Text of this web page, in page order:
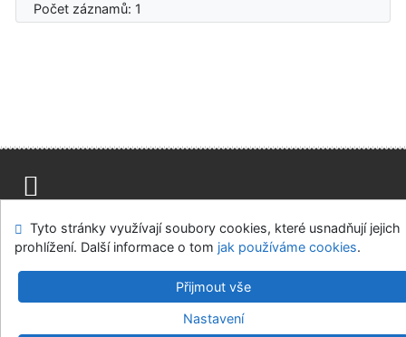
Počet záznamů: 1
Modul OpenSearch
Napište nám Nastavení cookies
Univerzitní knihovna - Univerzita Hradec Králové
v.4.8.63a - Cosmotron Bohemia, s.r.o.
Tyto stránky využívají soubory cookies, které usnadňují jejich
prohlížení. Další informace o tom jak používáme cookies.
Přijmout vše
Nastavení